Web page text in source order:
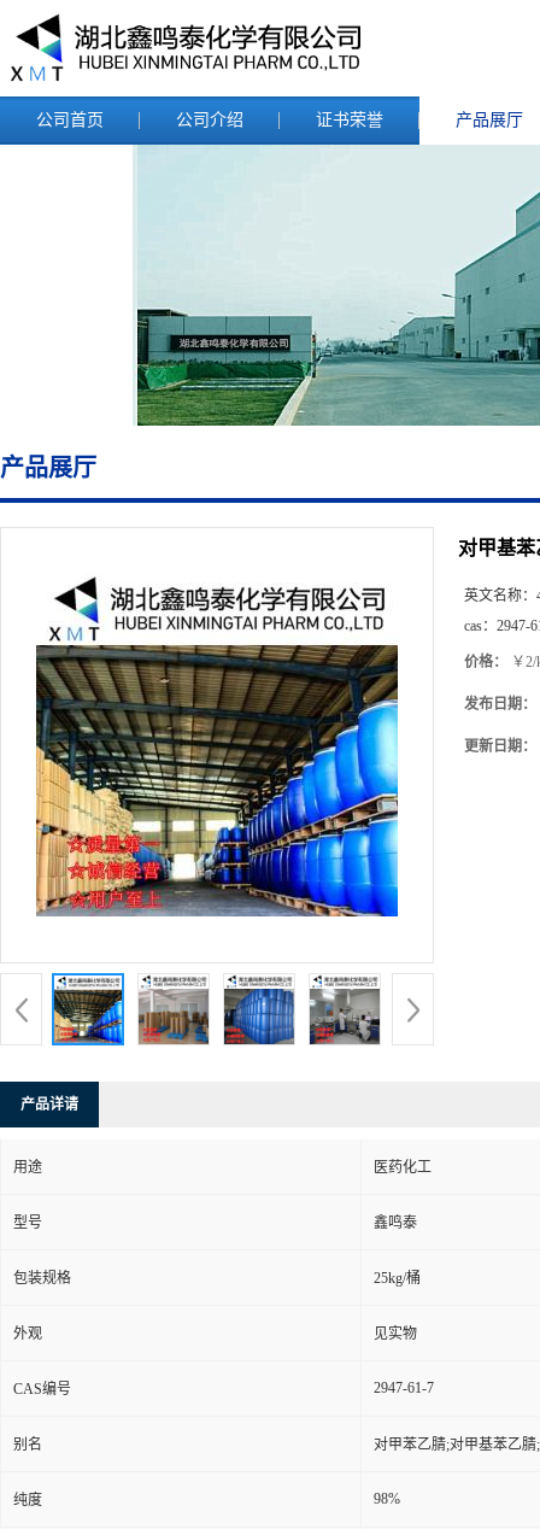
公司首页 公司介绍 证书荣誉 产品展厅
产品展厅
对甲基苯
英文名称：
cas： 2947-
价格： ￥2/
发布日期：
更新日期：
产品详请
用途 医药化工
型号 鑫鸣泰
包装规格 25kg/桶
外观 见实物
CAS编号 2947-61-7
别名 对甲苯乙腈;对甲基苯乙
纯度 98%